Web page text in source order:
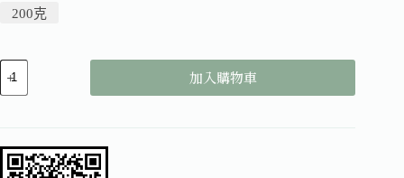
200克
加入購物車